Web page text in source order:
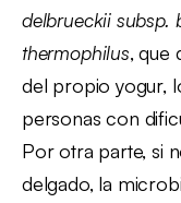
delbrueckii subsp.
thermophilus, que
del propio yogur,
personas con
Por otra parte, si
delgado, la